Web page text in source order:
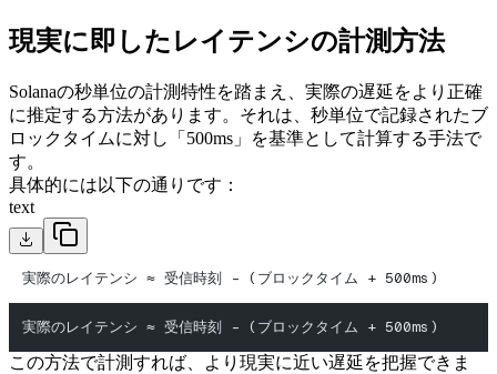
現実に即したレイテンシの計測方法
Solanaの秒単位の計測特性を踏まえ、実際の遅延をより正確
に推定する方法があります。それは、秒単位で記録されたブ
ロックタイムに対し「500ms」を基準として計算する手法で
す。
具体的には以下の通りです：
text
実際のレイテンシ ≈ 受信時刻 - (ブロックタイム + 500ms)
実際のレイテンシ ≈ 受信時刻 - (ブロックタイム + 500ms)
この方法で計測すれば、より現実に近い遅延を把握できま